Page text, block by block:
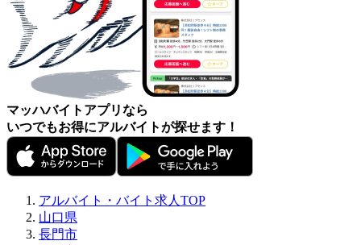
マッハバイトアプリなら
いつでもお得にアルバイトが探せます！
アルバイト・バイト求人TOP
山口県
長門市